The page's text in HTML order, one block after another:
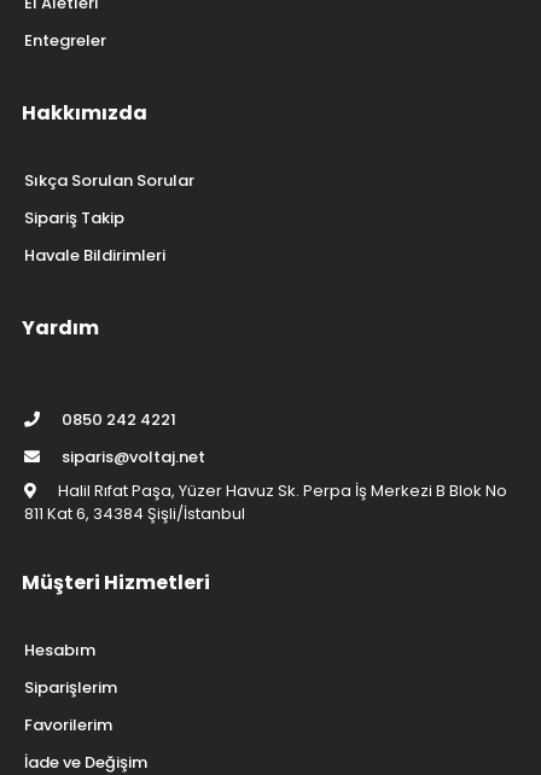
Entegreler
Hakkımızda
Sıkça Sorulan Sorular
Sipariş Takip
Havale Bildirimleri
Yardım
0850 242 4221
siparis@voltaj.net
Halil Rıfat Paşa, Yüzer Havuz Sk. Perpa İş Merkezi B Blok No
811 Kat 6, 34384 Şişli/İstanbul
Müşteri Hizmetleri
Hesabım
Siparişlerim
Favorilerim
İade ve Değişim